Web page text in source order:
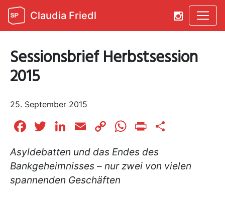
Claudia Friedl
Sessionsbrief Herbstsession
2015
25. September 2015
Facebook
Twitter
LinkedIn
EmailCopyWhatsApp
Print
Asyldebatten und das Endes des
Bankgeheimnisses – nur zwei von vielen
spannenden Geschäften